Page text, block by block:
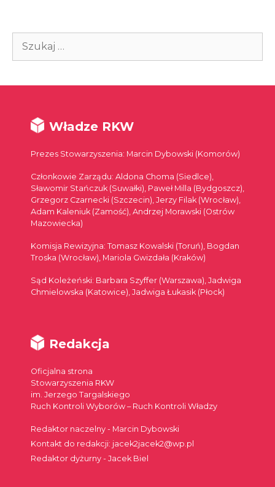
Szukaj:
Władze RKW
Prezes Stowarzyszenia: Marcin Dybowski (Komorów)
Członkowie Zarządu: Aldona Choma (Siedlce),
Sławomir Stańczuk (Suwałki), Paweł Milla (Bydgoszcz),
Grzegorz Czarnecki (Szczecin), Jerzy Filak (Wrocław),
Adam Kaleniuk (Zamość), Andrzej Morawski (Ostrów
Mazowiecka)
Komisja Rewizyjna: Tomasz Kowalski (Toruń), Bogdan
Troska (Wrocław), Mariola Gwizdała (Kraków)
Sąd Koleżeński: Barbara Szyffer (Warszawa), Jadwiga
Chmielowska (Katowice), Jadwiga Łukasik (Płock)
Redakcja
Oficjalna strona
Stowarzyszenia RKW
im. Jerzego Targalskiego
Ruch Kontroli Wyborów – Ruch Kontroli Władzy
Redaktor naczelny - Marcin Dybowski
Kontakt do redakcji: jacek2jacek2@wp.pl
Redaktor dyżurny - Jacek Biel